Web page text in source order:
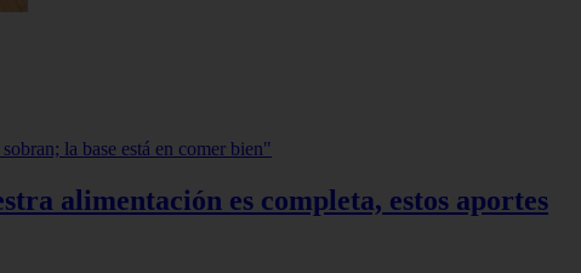
alimentación es completa, estos aportes